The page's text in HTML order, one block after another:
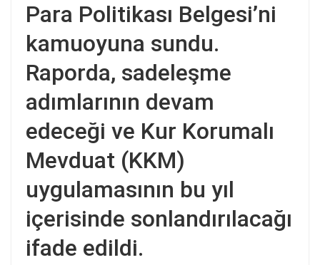
Para Politikası Belgesi’ni
kamuoyuna sundu.
Raporda, sadeleşme
adımlarının devam
edeceği ve Kur Korumalı
Mevduat (KKM)
uygulamasının bu yıl
içerisinde sonlandırılacağı
ifade edildi.